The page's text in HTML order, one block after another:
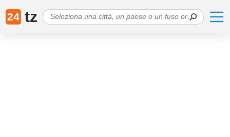
24 tz